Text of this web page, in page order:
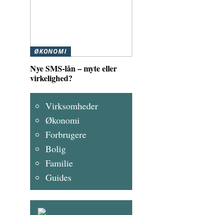
ØKONOMI
Nye SMS-lån – myte eller
virkelighed?
Virksomheder
Økonomi
Forbrugere
Bolig
Familie
Guides